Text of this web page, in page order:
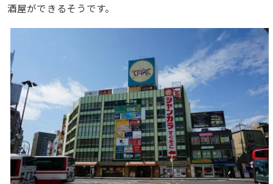
酒屋ができるそうです。